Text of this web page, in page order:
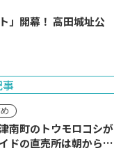
」開幕！ 高田城址公
南町のトウモロコシが
ドの直売所は朝から長